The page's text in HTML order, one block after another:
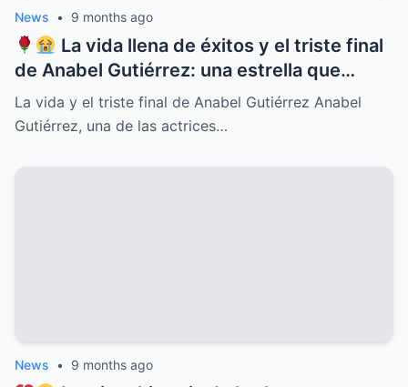
News • 9 months ago
La vida llena de éxitos y el triste final
de Anabel Gutiérrez: una estrella que
iluminó el cine y la televisión mexicana
pero cuyo destino estuvo marcado por el
La vida y el triste final de Anabel Gutiérrez Anabel
Gutiérrez, una de las actrices…
News • 9 months ago